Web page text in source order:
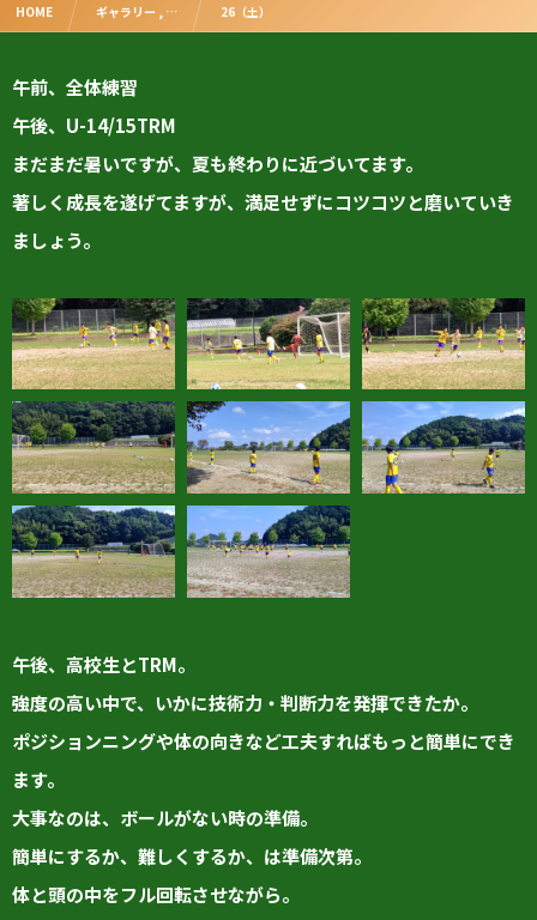
HOME ギャラリー , … 26（土）
午前、全体練習
午後、U-14/15TRM
まだまだ暑いですが、夏も終わりに近づいてます。
著しく成長を遂げてますが、満足せずにコツコツと磨いていき
ましょう。
午後、高校生とTRM。
強度の高い中で、いかに技術力・判断力を発揮できたか。
ポジションニングや体の向きなど工夫すればもっと簡単にでき
ます。
大事なのは、ボールがない時の準備。
簡単にするか、難しくするか、は準備次第。
体と頭の中をフル回転させながら。